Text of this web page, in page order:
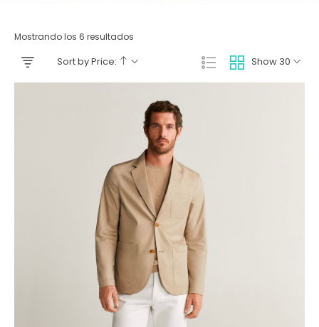
Mostrando los 6 resultados
Show 30
Sort by Price: